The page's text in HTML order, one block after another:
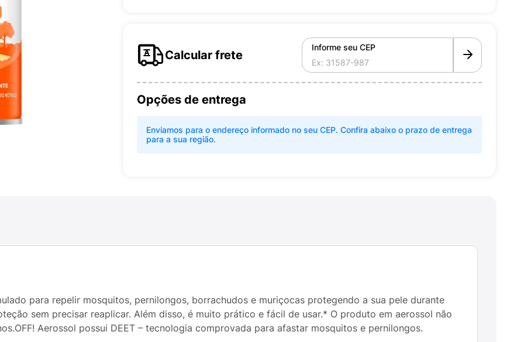
Calcular frete
Informe seu CEP
Opções de entrega
Enviamos para o endereço informado no seu CEP. Confira abaixo o prazo de entrega
para a sua região.
para repelir mosquitos, pernilongos, borrachudos e muriçocas protegendo a sua pele durante
sem precisar reaplicar. Além disso, é muito prático e fácil de usar.* O produto em aerossol não
Aerossol possui DEET – tecnologia comprovada para afastar mosquitos e pernilongos.